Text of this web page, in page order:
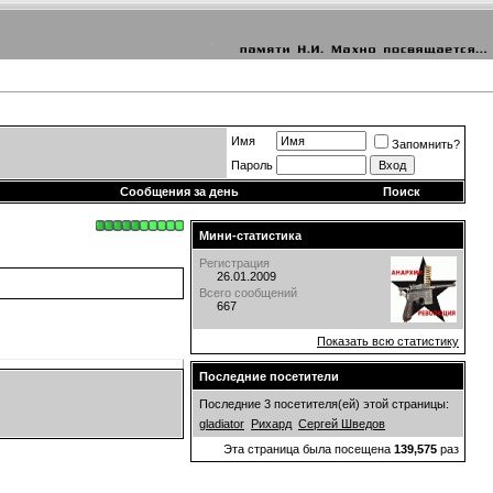
Имя
Запомнить?
Пароль
Сообщения за день Поиск
Мини-статистика
Регистрация
26.01.2009
Всего сообщений
667
Показать всю статистику
Последние посетители
Последние 3 посетителя(ей) этой страницы:
gladiator Рихард Сергей Шведов
Эта страница была посещена 139,575 раз